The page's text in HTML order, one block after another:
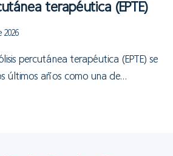
terapéutica (EPTE)
2026
percutánea terapéutica (EPTE) se
últimos años como una de…